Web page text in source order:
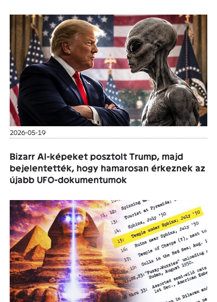
2026-05-19
Bizarr AI-képeket posztolt Trump, majd
bejelentették, hogy hamarosan érkeznek az
újabb UFO-dokumentumok